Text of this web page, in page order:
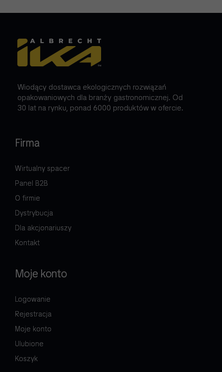
Wiodący dostawca ekologicznych rozwiązań
opakowaniowych dla branży gastronomicznej. Od
30 lat na rynku, ponad 6000 produktów w ofercie.
Firma
Wirtualny spacer
Panel B2B
O firmie
Dystrybucja
Dla akcjonariuszy
Kontakt
Moje konto
Logowanie
Rejestracja
Moje konto
Ulubione
Koszyk